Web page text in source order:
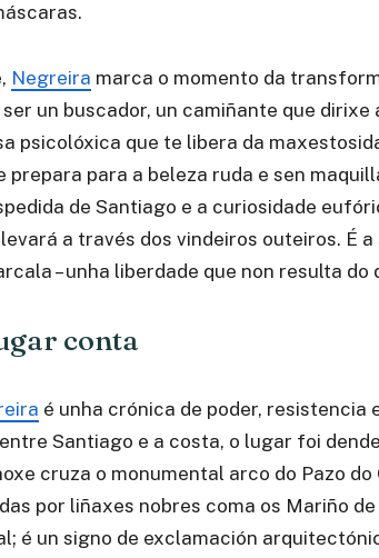
Negreira marca o momento da
un buscador, un camiñante que
psicolóxica que te libera da
prepara para a beleza ruda e sen
de Santiago e a curiosidade
a través dos vindeiros outeiros. É
– unha liberdade que non resulta
conta
é unha crónica de poder, resistencia
Santiago e a costa, o lugar foi
cruza o monumental arco do Pazo
por liñaxes nobres coma os Mariño
é un signo de exclamación